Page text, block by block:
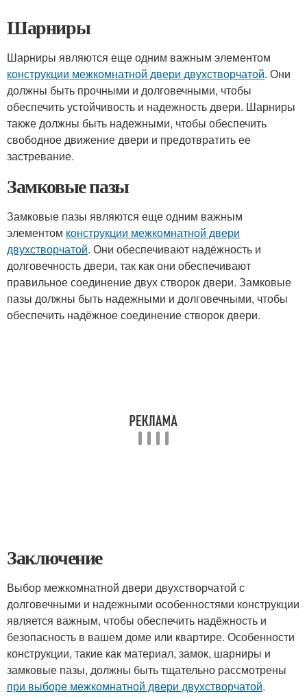
Шарниры
Шарниры являются еще одним важным элементом
конструкции межкомнатной двери двухстворчатой. Они
должны быть прочными и долговечными, чтобы
обеспечить устойчивость и надежность двери. Шарниры
также должны быть надежными, чтобы обеспечить
свободное движение двери и предотвратить ее
застревание.
Замковые пазы
Замковые пазы являются еще одним важным
элементом конструкции межкомнатной двери
двухстворчатой. Они обеспечивают надёжность и
долговечность двери, так как они обеспечивают
правильное соединение двух створок двери. Замковые
пазы должны быть надежными и долговечными, чтобы
обеспечить надёжное соединение створок двери.
Заключение
Выбор межкомнатной двери двухстворчатой с
долговечными и надежными особенностями конструкции
является важным, чтобы обеспечить надёжность и
безопасность в вашем доме или квартире. Особенности
конструкции, такие как материал, замок, шарниры и
замковые пазы, должны быть тщательно рассмотрены
при выборе межкомнатной двери двухстворчатой.